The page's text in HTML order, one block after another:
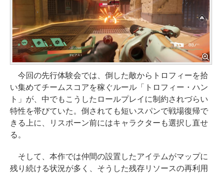
今回の先行体験会では、倒した敵からトロフィーを拾
い集めてチームスコアを稼ぐルール「トロフィー・ハン
ト」が、中でもこうしたロールプレイに制約されづらい
特性を帯びていた。倒されても短いスパンで戦場復帰で
きる上に、リスポーン前にはキャラクターも選択し直せ
る。
そして、本作では仲間の設置したアイテムがマップに
残り続ける状況が多く、そうした残存リソースの再利用